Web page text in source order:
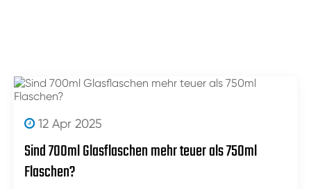
12 Apr 2025
Sind 700ml Glasflaschen mehr teuer als 750ml
Flaschen?